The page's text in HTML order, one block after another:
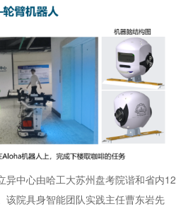
异中心由哈工大苏州盘考院谐和省内12
该院具身智能团队实践主任曹东岩先